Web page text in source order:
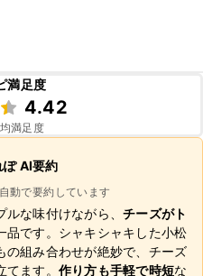
満足度
4.42
満足度
ぽ AI要約
動で要約しています
な味付けながら、 チーズがト
品です。シャキシャキした小松
の組み合わせが絶妙で、チーズ
ます。 作り方も手軽で時短な